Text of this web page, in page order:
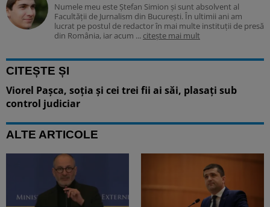
Numele meu este Ștefan Simion și sunt absolvent al
Facultății de Jurnalism din București. În ultimii ani am
lucrat pe postul de redactor în mai multe instituții de presă
din România, iar acum ... citește mai mult
CITEȘTE ȘI
Viorel Pașca, soția și cei trei fii ai săi, plasați sub
control judiciar
ALTE ARTICOLE